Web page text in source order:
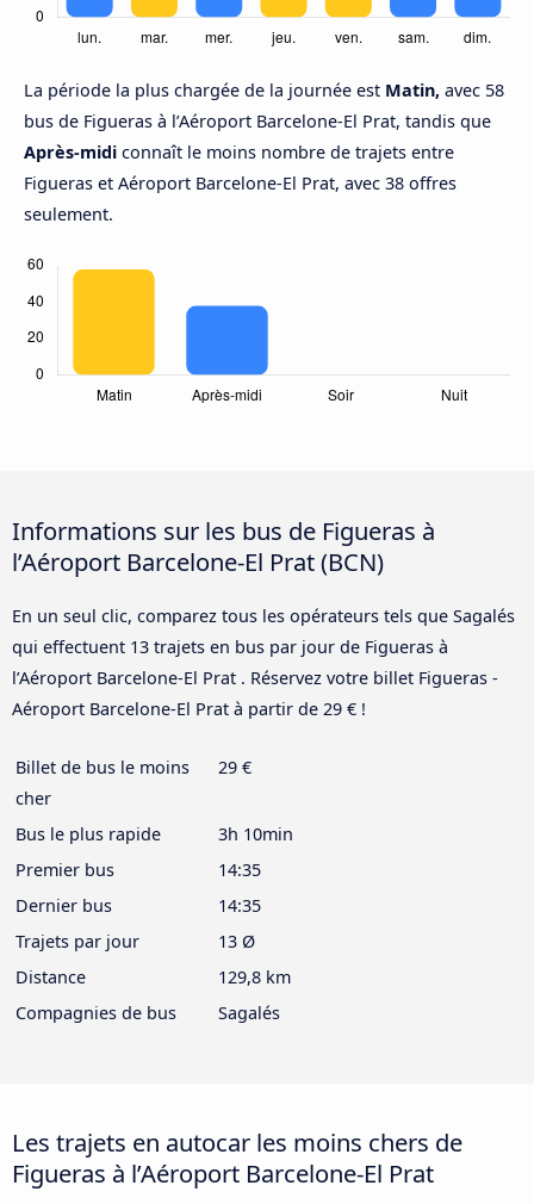
La période la plus chargée de la journée est Matin, avec 58
bus de Figueras à l’Aéroport Barcelone-El Prat, tandis que
Après-midi connaît le moins nombre de trajets entre
Figueras et Aéroport Barcelone-El Prat, avec 38 offres
seulement.
Informations sur les bus de Figueras à
l’Aéroport Barcelone-El Prat (BCN)
En un seul clic, comparez tous les opérateurs tels que Sagalés
qui effectuent 13 trajets en bus par jour de Figueras à
l’Aéroport Barcelone-El Prat . Réservez votre billet Figueras -
Aéroport Barcelone-El Prat à partir de 29 € !
Billet de bus le moins
cher
29 €
Bus le plus rapide
3h 10min
Premier bus
14:35
Dernier bus
14:35
Trajets par jour
13 Ø
Distance
129,8 km
Compagnies de bus
Sagalés
Les trajets en autocar les moins chers de
Figueras à l’Aéroport Barcelone-El Prat